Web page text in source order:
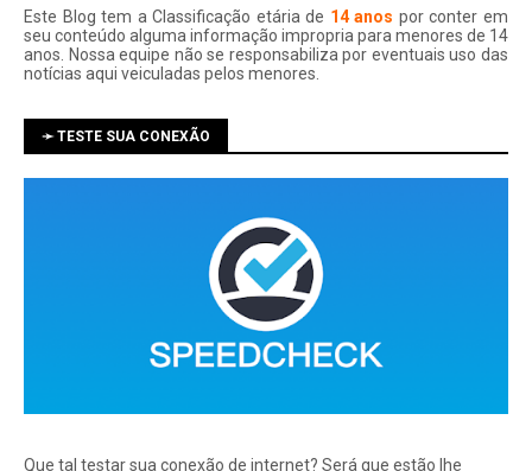
Este Blog tem a Classificação etária de 14 anos por conter em
seu conteúdo alguma informação impropria para menores de 14
anos. Nossa equipe não se responsabiliza por eventuais uso das
notí­cias aqui veiculadas pelos menores.
➛ TESTE SUA CONEXÃO
Que tal testar sua conexão de internet? Será que estão lhe